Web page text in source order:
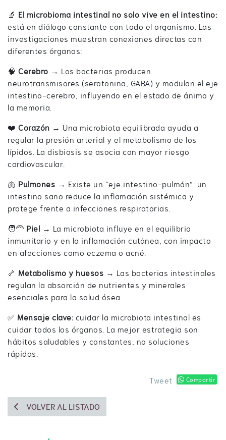
🔬 El microbioma intestinal no solo vive en el intestino:
está en diálogo constante con todo el organismo. Las
investigaciones muestran conexiones directas con
diferentes órganos:
🧠 Cerebro → Los bacterias producen
neurotransmisores (serotonina, GABA) y modulan el eje
intestino-cerebro, influyendo en el estado de ánimo y
la memoria.
❤️ Corazón → Una microbiota equilibrada ayuda a
regular la presión arterial y el metabolismo de los
lípidos. La disbiosis se asocia con mayor riesgo
cardiovascular.
🫁 Pulmones → Existe un “eje intestino-pulmón”: un
intestino sano reduce la inflamación sistémica y
protege frente a infecciones respiratorias.
🧑‍🦰 Piel → La microbiota influye en el equilibrio
inmunitario y en la inflamación cutánea, con impacto
en afecciones como eczema o acné.
🦴 Metabolismo y huesos → Las bacterias intestinales
regulan la absorción de nutrientes y minerales
esenciales para la salud ósea.
✅ Mensaje clave:cuidar la microbiota intestinal es
cuidar todos los órganos. La mejor estrategia son
hábitos saludables y constantes, no soluciones
rápidas.
Tweet
Compartir
VOLVER AL LISTADO